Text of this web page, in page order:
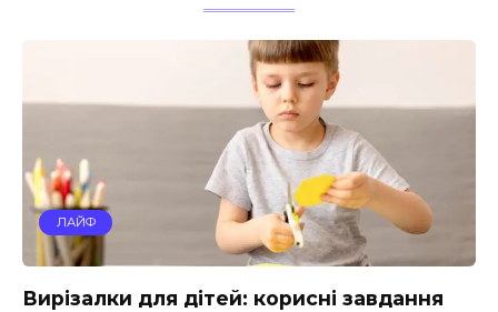
ЛАЙФ
Вирізалки для дітей: корисні завдання